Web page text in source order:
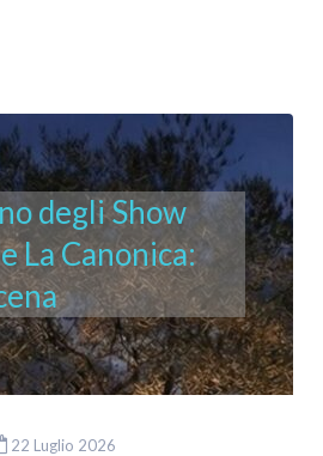
degli Show
La Canonica:
22 Luglio 2026